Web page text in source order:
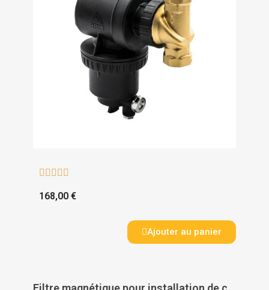
    
168,00 €
Ajouter au panier